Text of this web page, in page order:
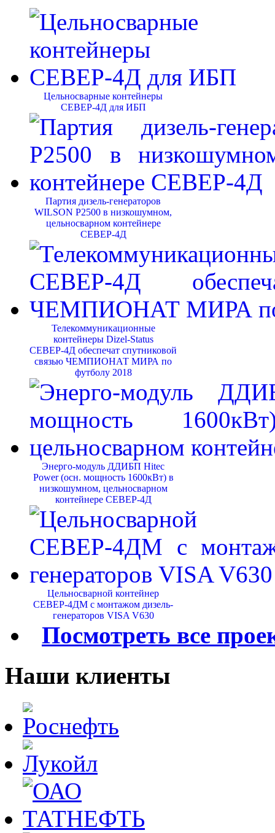
Цельносварные контейнеры
СЕВЕР-4Д для ИБП
Партия дизель-генераторов
WILSON P2500 в низкошумном,
цельносварном контейнере
СЕВЕР-4Д
Телекоммуникационные
контейнеры Dizel-Status
СЕВЕР-4Д обеспечат спутниковой
связью ЧЕМПИОНАТ МИРА по
футболу 2018
Энерго-модуль ДДИБП Hitec
Power (осн. мощность 1600кВт) в
низкошумном, цельносварном
контейнере СЕВЕР-4Д
Цельносварной контейнер
СЕВЕР-4ДМ с монтажом дизель-
генераторов VISA V630
Посмотреть все
Наши клиенты